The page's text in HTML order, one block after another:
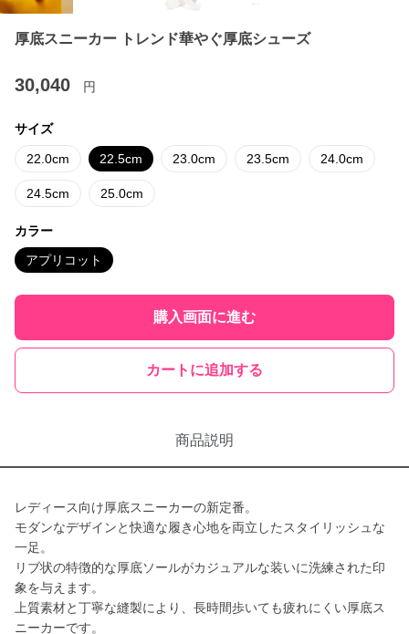
厚底スニーカー トレンド華やぐ厚底シューズ
30,040 円
サイズ
22.0cm 22.5cm 23.0cm 23.5cm 24.0cm
24.5cm 25.0cm
カラー
アプリコット
購入画面に進む
カートに追加する
商品説明
レディース向け厚底スニーカーの新定番。
モダンなデザインと快適な履き心地を両立したスタイリッシュな
一足。
リブ状の特徴的な厚底ソールがカジュアルな装いに洗練された印
象を与えます。
上質素材と丁寧な縫製により、長時間歩いても疲れにくい厚底ス
ニーカーです。